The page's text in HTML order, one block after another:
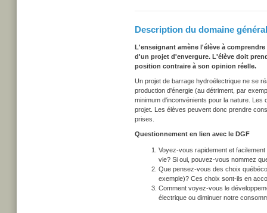
Description du domaine
L'enseignant amène l'élève à
d'un projet d'envergure. L'élève doit
position contraire à son opinion réelle.
Un projet de barrage hydroélectrique ne se
production d'énergie (au détriment, par
minimum d'inconvénients pour la nature.
projet. Les élèves peuvent donc prendre
prises.
Questionnement en lien avec le DGF
Voyez-vous rapidement et
vie? Si oui, pouvez-vous nommez
Que pensez-vous des choix
exemple)? Ces choix sont-ils en
Comment voyez-vous le
électrique ou diminuer notre